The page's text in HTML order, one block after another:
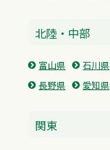
北陸・中部
富山県 石川県
長野県
愛知県
関東